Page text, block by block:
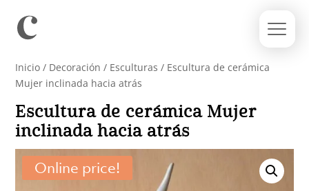
Inicio / Decoración / Esculturas / Escultura de cerámica
Mujer inclinada hacia atrás
Escultura de cerámica Mujer
inclinada hacia atrás
Online price!